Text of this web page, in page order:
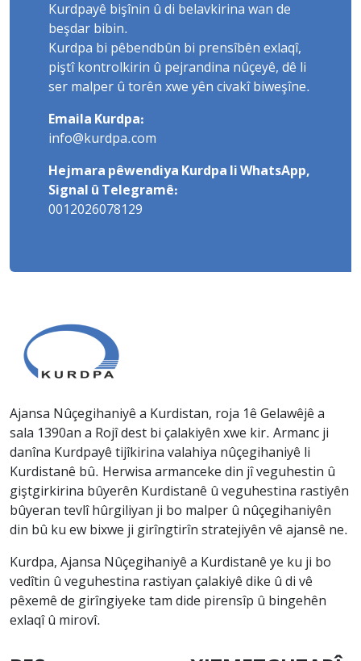
Kurdpayê bişînin û di belavkirina wan de
beşdar bibin.
Kurdpa bi pêbendbûn bi prensîbên exlaqî,
piştî kontrolkirin û pejrandina nûçeyê, dê li
ser malper û torên xwe yên civakî biweşîne.
Emaila Kurdpa:
info@kurdpa.com
Hejmara pêwendiya Kurdpa li WhatsApp,
Signal û Telegramê:
0012026078129
Ajansa Nûçegihaniyê a Kurdistan, roja 1ê Gelawêjê a
sala 1390an a Rojî dest bi çalakiyên xwe kir. Armanc ji
danîna Kurdpayê tijîkirina valahiya nûçegihaniyê li
Kurdistanê bû. Herwisa armanceke din jî veguhestin û
giştgirkirina bûyerên Kurdistanê û veguhestina rastiyên
bûyeran tevlî hûrgiliyan ji bo malper û nûçegihaniyên
din bû ku ew bixwe ji girîngtirîn stratejiyên vê ajansê ne.
Kurdpa, Ajansa Nûçegihaniyê a Kurdistanê ye ku ji bo
vedîtin û veguhestina rastiyan çalakiyê dike û di vê
pêxemê de girîngiyeke tam dide pirensîp û bingehên
exlaqî û mirovî.